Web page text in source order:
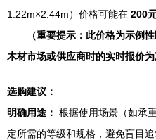
1.22m×2.44m）价格可能在 200
（重要提示：此价格为示例
木材市场或供应商时的实时报价为
选购建议：
明确用途： 根据使用场景（如承
定所需的等级和规格，避免盲目追